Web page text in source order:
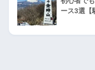
ース3選【